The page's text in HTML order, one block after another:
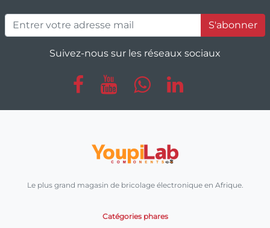
S'abonner
Suivez-nous sur les réseaux sociaux
Le plus grand magasin de bricolage électronique en Afrique.
Catégories phares